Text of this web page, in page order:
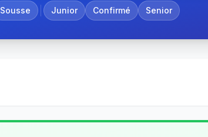
Sousse Junior Confirmé Senior